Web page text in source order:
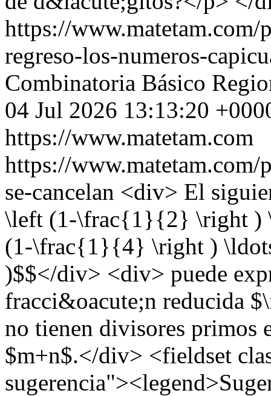
https://
regreso-los-numeros-
Combinatoria Básico
04 Jul 2026 13:13:20
https://www.matetam.com
https://www.matetam.com/
se-cancelan <div> El
\left (1-\frac{1}{2} \right
(1-\frac{1}{4} \right )
)$$</div> <div> puede
fracci&oacute;n reducida
no tienen divisores primos
$m+n$.</div> <fieldset